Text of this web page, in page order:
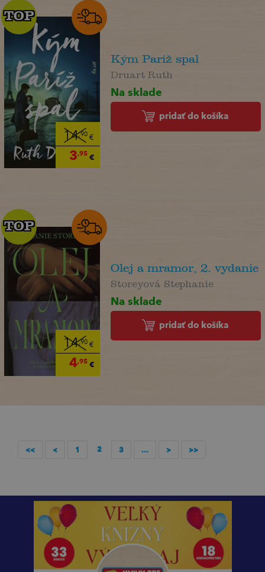
14,90€
3,95€
TOP
TOP
Kým Paríž spal
Druart Ruth
Na sklade
pridať do košíka
14,90€
4,95€
TOP
TOP
Olej a mramor, 2. vydanie
Storeyová Stephanie
Na sklade
pridať do košíka
<< < 1 2 3 ... > >>